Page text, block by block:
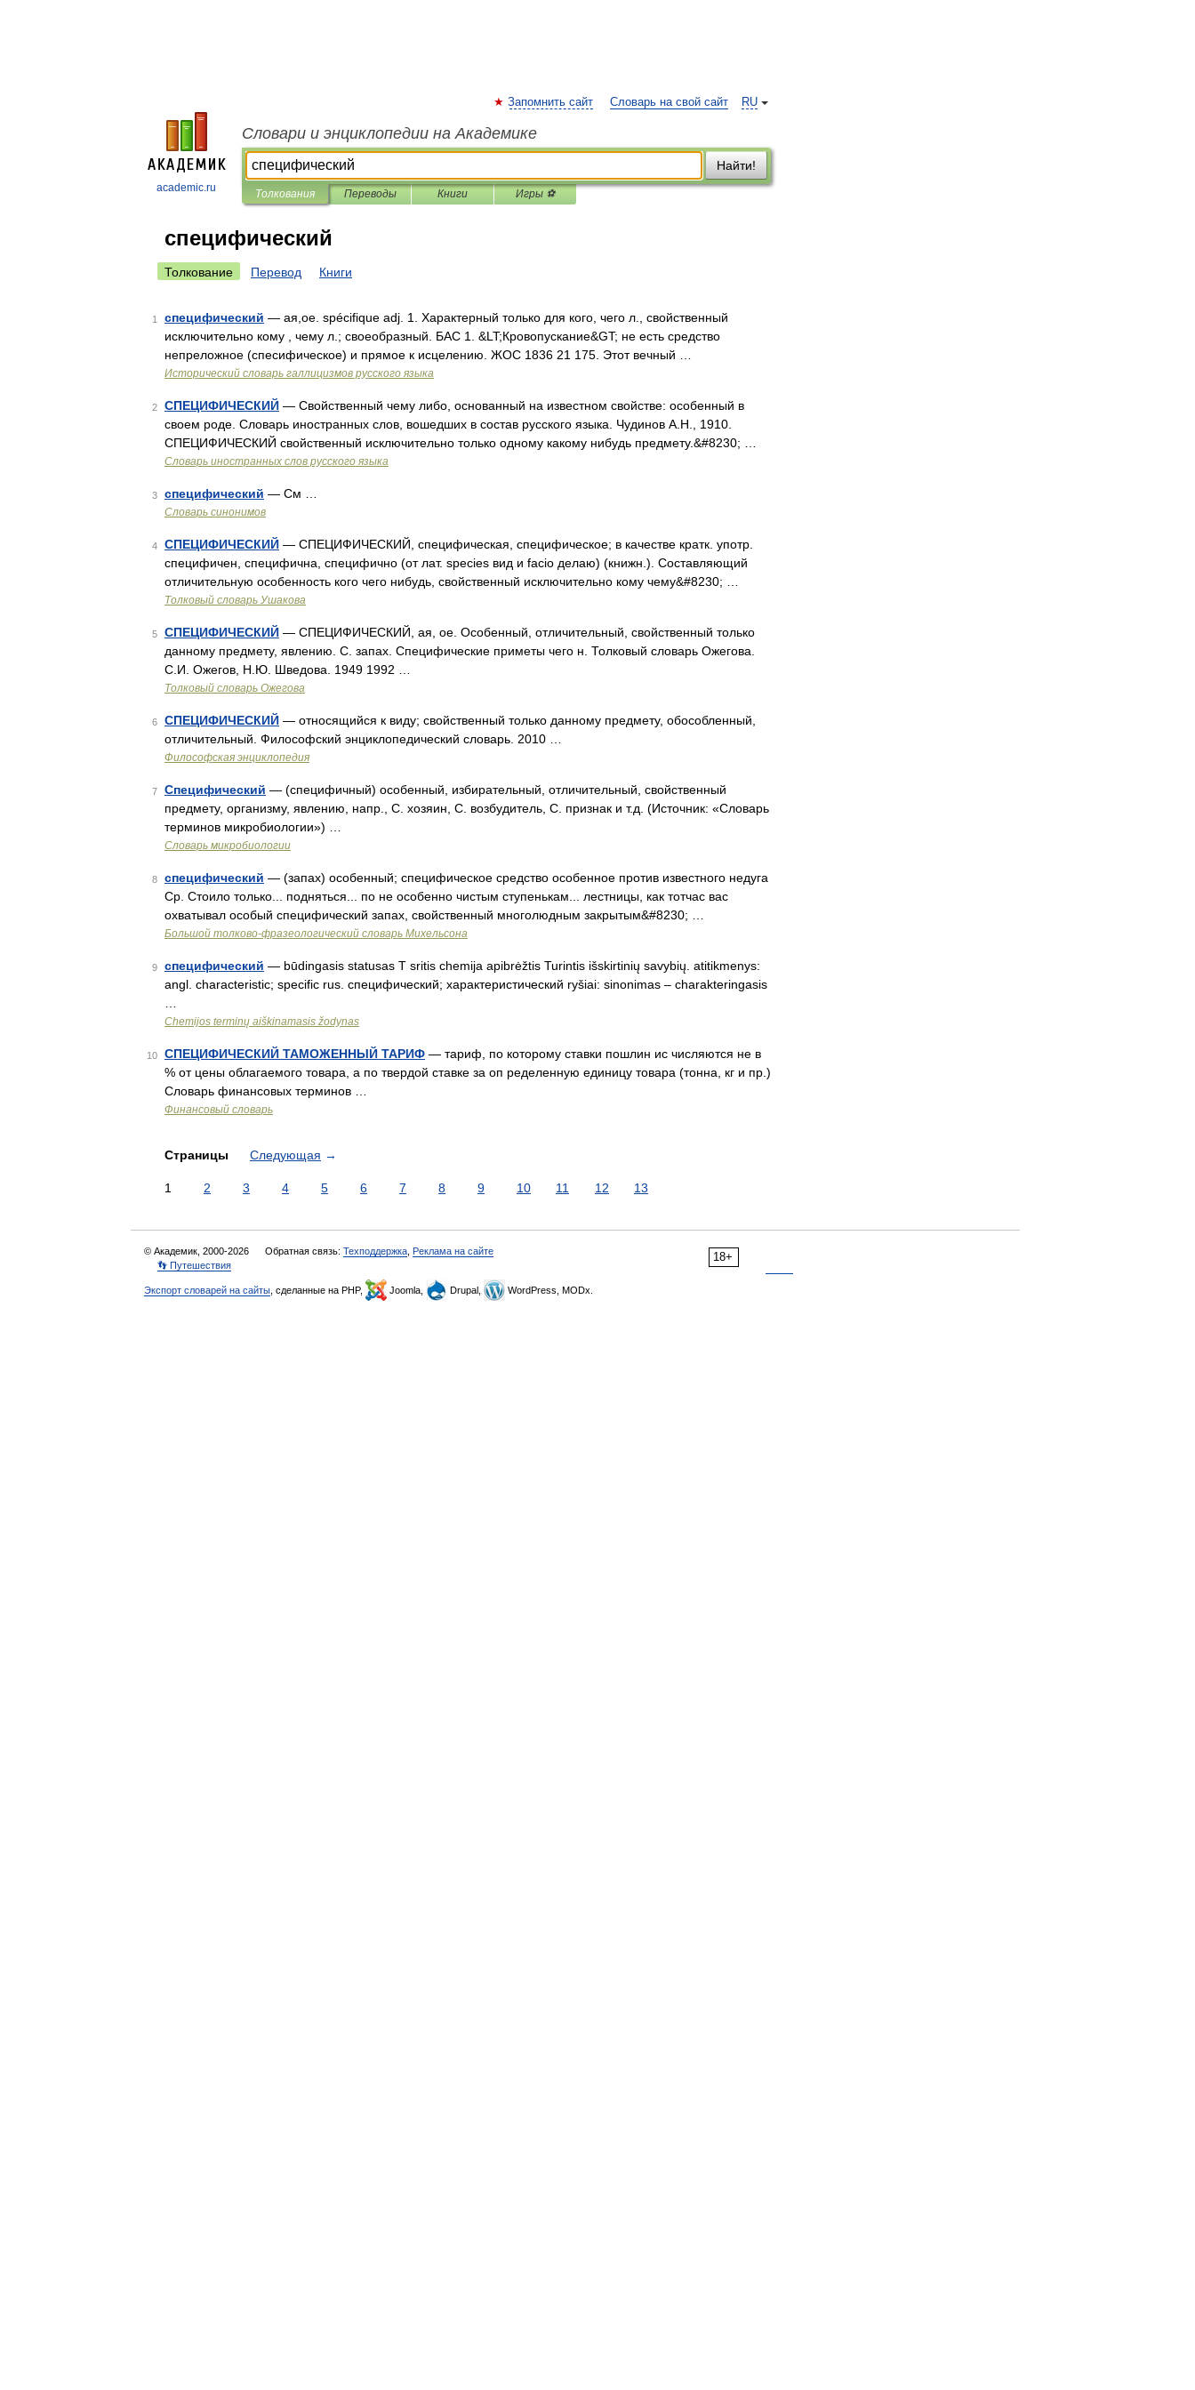
academic.ru
RU
Запомнить сайт Словарь на свой сайт
Словари и энциклопедии на Академике
Найти!
Толкования Переводы Книги Игры ⚽
специфический
Толкование Перевод Книги
1 специфический — ая,ое. spécifique adj. 1. Характерный только для кого, чего л., свойственный
исключительно кому , чему л.; своеобразный. БАС 1. &LT;Кровопускание&GT; не есть средство
непреложное (спесифическое) и прямое к исцелению. ЖОС 1836 21 175. Этот вечный …
Исторический словарь галлицизмов русского языка
2 СПЕЦИФИЧЕСКИЙ — Свойственный чему либо, основанный на известном свойстве: особенный в
своем роде. Словарь иностранных слов, вошедших в состав русского языка. Чудинов А.Н., 1910.
СПЕЦИФИЧЕСКИЙ свойственный исключительно только одному какому нибудь предмету.&#8230; …
Словарь иностранных слов русского языка
3 специфический — См …
Словарь синонимов
4 СПЕЦИФИЧЕСКИЙ — СПЕЦИФИЧЕСКИЙ, специфическая, специфическое; в качестве кратк. употр.
специфичен, специфична, специфично (от лат. species вид и facio делаю) (книжн.). Составляющий
отличительную особенность кого чего нибудь, свойственный исключительно кому чему&#8230; …
Толковый словарь Ушакова
5 СПЕЦИФИЧЕСКИЙ — СПЕЦИФИЧЕСКИЙ, ая, ое. Особенный, отличительный, свойственный только
данному предмету, явлению. С. запах. Специфические приметы чего н. Толковый словарь Ожегова.
С.И. Ожегов, Н.Ю. Шведова. 1949 1992 …
Толковый словарь Ожегова
6 СПЕЦИФИЧЕСКИЙ — относящийся к виду; свойственный только данному предмету, обособленный,
отличительный. Философский энциклопедический словарь. 2010 …
Философская энциклопедия
7 Специфический — (специфичный) особенный, избирательный, отличительный, свойственный
предмету, организму, явлению, напр., С. хозяин, С. возбудитель, С. признак и т.д. (Источник: «Словарь
терминов микробиологии») …
Словарь микробиологии
8 специфический — (запах) особенный; специфическое средство особенное против известного недуга
Ср. Стоило только... подняться... по не особенно чистым ступенькам... лестницы, как тотчас вас
охватывал особый специфический запах, свойственный многолюдным закрытым&#8230; …
Большой толково-фразеологический словарь Михельсона
9 специфический — būdingasis statusas T sritis chemija apibrėžtis Turintis išskirtinių savybių. atitikmenys:
angl. characteristic; specific rus. специфический; характеристический ryšiai: sinonimas – charakteringasis
Chemijos terminų aiškinamasis žodynas
10 СПЕЦИФИЧЕСКИЙ ТАМОЖЕННЫЙ ТАРИФ — тариф, по которому ставки пошлин ис числяются не в
% от цены облагаемого товара, а по твердой ставке за оп ределенную единицу товара (тонна, кг и пр.)
Словарь финансовых терминов …
Финансовый словарь
Страницы Следующая →
1 2 3 4 5 6 7 8 9 10 11 12 13
18+
© Академик, 2000-2026 Обратная связь: Техподдержка Реклама на сайте
👣 Путешествия
Экспорт словарей на сайты , сделанные на PHP, Joomla, Drupal, WordPress, MODx.